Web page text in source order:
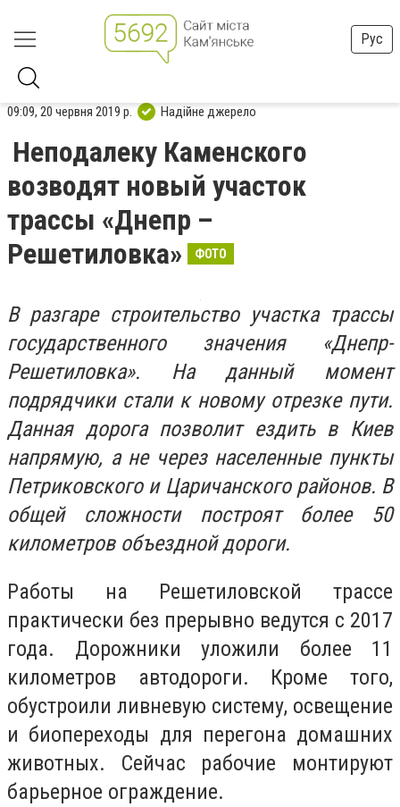
Рус
09:09, 20 червня 2019 р. Надійне джерело
Неподалеку Каменского
возводят новый участок
трассы «Днепр –
Решетиловка»
ФОТО
В разгаре строительство участка трассы
государственного значения «Днепр-
Решетиловка». На данный момент
подрядчики стали к новому отрезке пути.
Данная дорога позволит ездить в Киев
напрямую, а не через населенные пункты
Петриковского и Царичанского районов. В
общей сложности построят более 50
километров объездной дороги.
Работы на Решетиловской трассе
практически без прерывно ведутся с 2017
года. Дорожники уложили более 11
километров автодороги. Кроме того,
обустроили ливневую систему, освещение
и биопереходы для перегона домашних
животных. Сейчас рабочие монтируют
барьерное ограждение.